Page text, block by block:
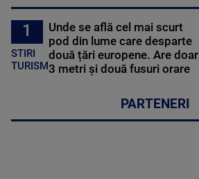
1
STIRI
TURISM
Unde se află cel mai scurt
pod din lume care desparte
două țări europene. Are doar
3 metri și două fusuri orare
PARTENERI